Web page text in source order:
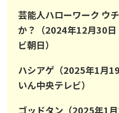
芸能人ハローワーク ウ
か？（2024年12月30
ビ朝日）
ハシアゲ（2025年1月
いん中央テレビ）
ゴッドタン（2025年1